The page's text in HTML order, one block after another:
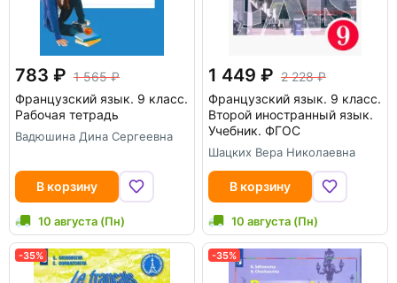
783
1 565
Французский язык. 9 класс.
Рабочая тетрадь
Вадюшина Дина Сергеевна
В корзину
10 августа (Пн)
1 449
2 228
Французский язык. 9 класс.
Второй иностранный язык.
Учебник. ФГОС
Шацких Вера Николаевна
В корзину
10 августа (Пн)
-35% -35%